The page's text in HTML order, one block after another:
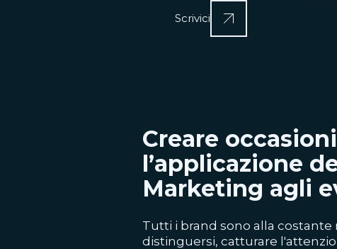
Scrivici
Creare
l’applicazione
Marketing agli
Tutti i brand sono alla
distinguersi, catturare